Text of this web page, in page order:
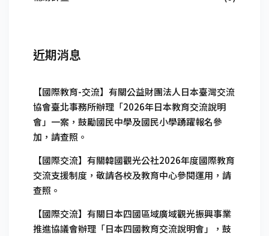
近期消息
【國際教育-交流】有關公益財團法人日本臺灣交流
協會臺北事務所辦理「2026年日本教育交流說明
會」一案，鼓勵國民中學及國民小學踴躍報名參
加，請查照。
【國際交流】有關韓國觀光公社2026年度國際教育
交流支援制度，敬請各校及教育中心參閱運用，請
查照。
【國際交流】有關日本四國區域廣域觀光振興事業
推進協議會辦理「日本四國教育交流說明會」，鼓